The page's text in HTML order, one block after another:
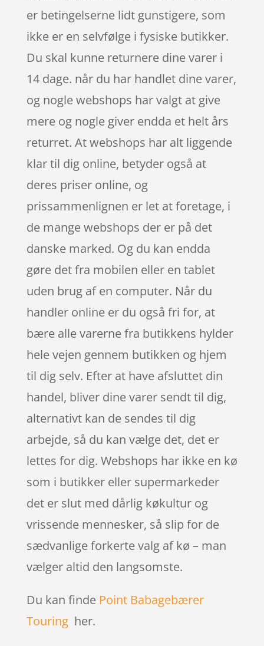
er betingelserne lidt gunstigere, som
ikke er en selvfølge i fysiske butikker.
Du skal kunne returnere dine varer i
14 dage. når du har handlet dine varer,
og nogle webshops har valgt at give
mere og nogle giver endda et helt års
returret. At webshops har alt liggende
klar til dig online, betyder også at
deres priser online, og
prissammenlignen er let at foretage, i
de mange webshops der er på det
danske marked. Og du kan endda
gøre det fra mobilen eller en tablet
uden brug af en computer. Når du
handler online er du også fri for, at
bære alle varerne fra butikkens hylder
hele vejen gennem butikken og hjem
til dig selv. Efter at have afsluttet din
handel, bliver dine varer sendt til dig,
alternativt kan de sendes til dig
arbejde, så du kan vælge det, det er
lettes for dig. Webshops har ikke en kø
som i butikker eller supermarkeder
det er slut med dårlig køkultur og
vrissende mennesker, så slip for de
sædvanlige forkerte valg af kø – man
vælger altid den langsomste.
Du kan finde Point Babagebærer
Touringher.